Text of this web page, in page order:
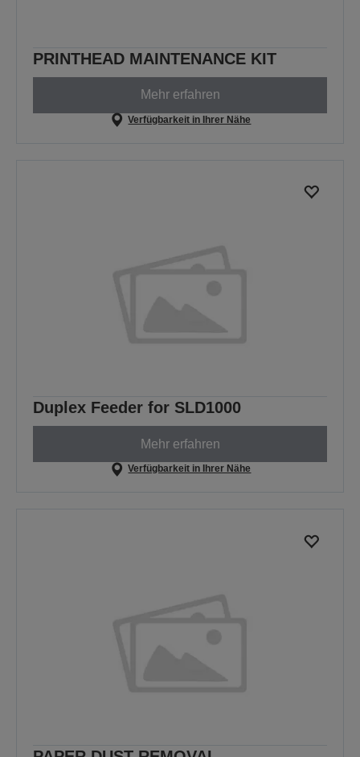
PRINTHEAD MAINTENANCE KIT
Mehr erfahren
Verfügbarkeit in Ihrer Nähe
Duplex Feeder for SLD1000
Mehr erfahren
Verfügbarkeit in Ihrer Nähe